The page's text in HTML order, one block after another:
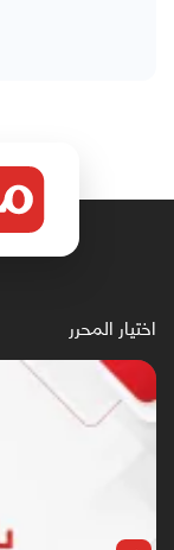
اختيار المحرر